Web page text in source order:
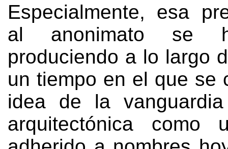
Especialmente, esa
al anonimato se
produciendo a lo largo
un tiempo en el que se
idea de la
arquitectónica como